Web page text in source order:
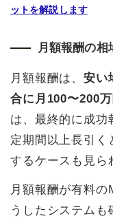
ットを解説します
月額報酬の相
月額報酬は、安い
合に月100〜200万
は、最終的に成功
定期間以上長引く
するケースも見ら
月額報酬が有料の
うしたシステム